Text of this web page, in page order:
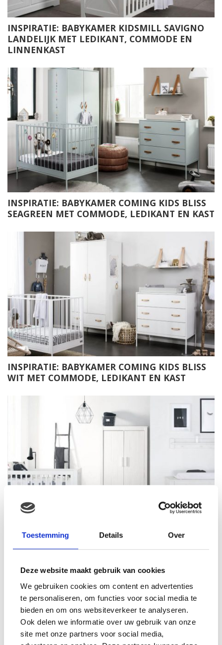
Toestemming Details Over
Deze website maakt gebruik van cookies
We gebruiken cookies om content en advertenties
te personaliseren, om functies voor social media te
bieden en om ons websiteverkeer te analyseren.
Ook delen we informatie over uw gebruik van onze
site met onze partners voor social media,
INSPIRATIE: BABYKAMER KIDSMILL SAVIGNO
LANDELIJK MET LEDIKANT, COMMODE EN
LINNENKAST
INSPIRATIE: BABYKAMER COMING KIDS BLISS
SEAGREEN MET COMMODE, LEDIKANT EN KAST
INSPIRATIE: BABYKAMER COMING KIDS BLISS
WIT MET COMMODE, LEDIKANT EN KAST
INSPIRATIE: BABYKAMER JUNO WIT MET
LEDIKANT, COMMODE EN KAST